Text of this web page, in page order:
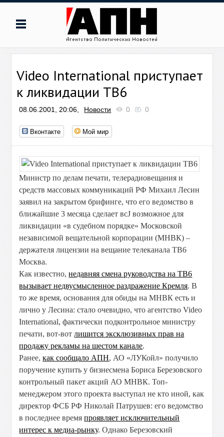
Video International приступает
к ликвидации ТВ6
08.06.2001, 20:06, Новости 0 0
Вконтакте Мой мир
Министр по делам печати, телерадиовещания и
средств массовых коммуникаций РФ Михаил Лесин
заявил на закрытом брифинге, что его ведомство в
ближайшие 3 месяца сделает всЈ возможное для
ликвидации «в судебном порядке» Московской
независимой вещательной корпорации (МНВК) –
держателя лицензии на вещание телеканала ТВ6
Москва.
Как известно,недавняя смена руководства на ТВ6
вызывает недвусмысленное раздражение Кремля. В
то же время, основания для обиды на МНВК есть и
лично у Лесина: стало очевидно, что агентство Video
International, фактически подконтрольное министру
печати, вот-вотлишится эксклюзивных прав на
продажу рекламы на шестом канале.
Ранее,как сообщало АПН, АО «ЛУКойл» получило
поручение купить у бизнесмена Бориса Березовского
контрольный пакет акций АО МНВК. Топ-
менеджером этого проекта выступал не кто иной, как
директор ФСБ РФ Николай Патрушев: его ведомство
в последнее времяпроявляет исключительный
интерес к медиа-рынку. Однако Березовский